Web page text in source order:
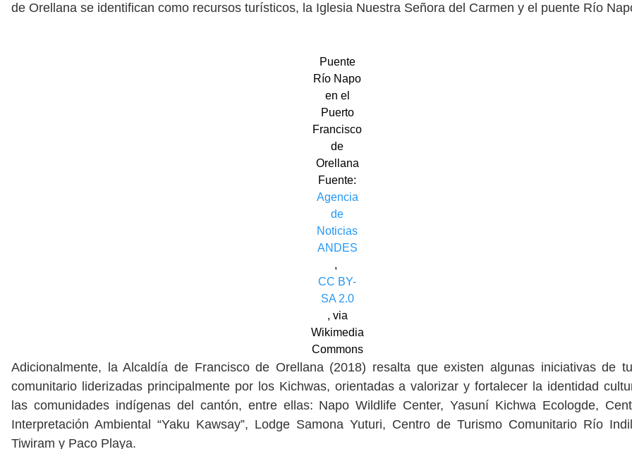
de Orellana se identifican como recursos turísticos, la Iglesia Nuestra Señora del Carmen y el puente Río
Puente
Río Napo
en el
Puerto
Francisco
de
Orellana
Fuente:
Agencia
de
Noticias
ANDES
,
CC BY-
SA 2.0
, via
Wikimedia
Commons
Adicionalmente, la Alcaldía de Francisco de Orellana (2018) resalta que existen algunas iniciativas de
comunitario liderizadas principalmente por los Kichwas, orientadas a valorizar y fortalecer la identidad
las comunidades indígenas del cantón, entre ellas: Napo Wildlife Center, Yasuní Kichwa Ecologde,
Interpretación Ambiental “Yaku Kawsay”, Lodge Samona Yuturi, Centro de Turismo Comunitario Río
Tiwiram y Paco Playa.